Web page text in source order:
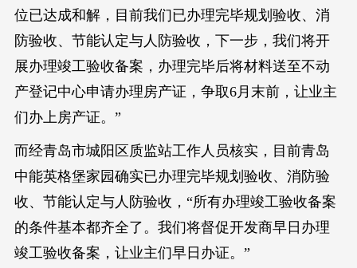
位已达成和解，目前我们已办理完毕规划验收、消
防验收、节能认定与人防验收，下一步，我们将开
展办理竣工验收备案，办理完毕后将材料送至不动
产登记中心申请办理房产证，争取6月末前，让业主
们办上房产证。”
而经青岛市城阳区质监站工作人员核实，目前青岛
中能英格堡家园确实已办理完毕规划验收、消防验
收、节能认定与人防验收，“所有办理竣工验收备案
的条件基本都齐全了。我们将督促开发商早日办理
竣工验收备案，让业主们早日办证。”